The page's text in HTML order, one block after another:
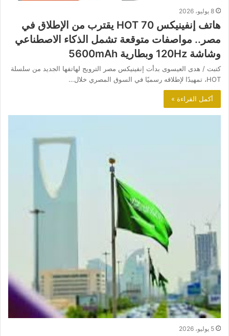
8 يوليو، 2026
هاتف إنفينيكس HOT 70 يقترب من الإطلاق في
مصر.. مواصفات متوقعة تشمل الذكاء الاصطناعي
وشاشة 120Hz وبطارية 5600mAh
كتبت / هدى العيسوى بدأت إنفينيكس مصر الترويج لهاتفها الجديد من سلسلة
HOT، تمهيدًا لإطلاقه رسميًا في السوق المصري خلال…
أكمل القراءة »
5 يوليو، 2026